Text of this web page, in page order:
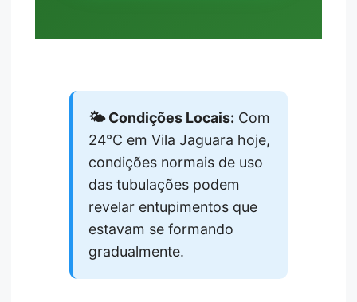
🌤️ Condições Locais: Com
24°C em Vila Jaguara hoje,
condições normais de uso
das tubulações podem
revelar entupimentos que
estavam se formando
gradualmente.